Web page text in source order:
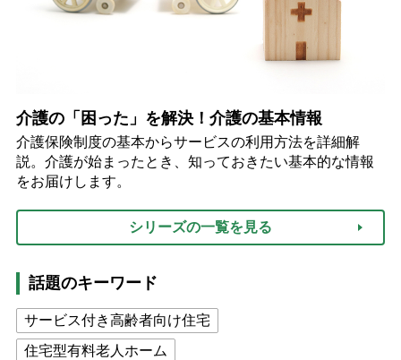
介護の「困った」を解決！介護の基本情報
介護保険制度の基本からサービスの利用方法を詳細解
説。介護が始まったとき、知っておきたい基本的な情報
をお届けします。
シリーズの一覧を見る
話題のキーワード
サービス付き高齢者向け住宅
住宅型有料老人ホーム